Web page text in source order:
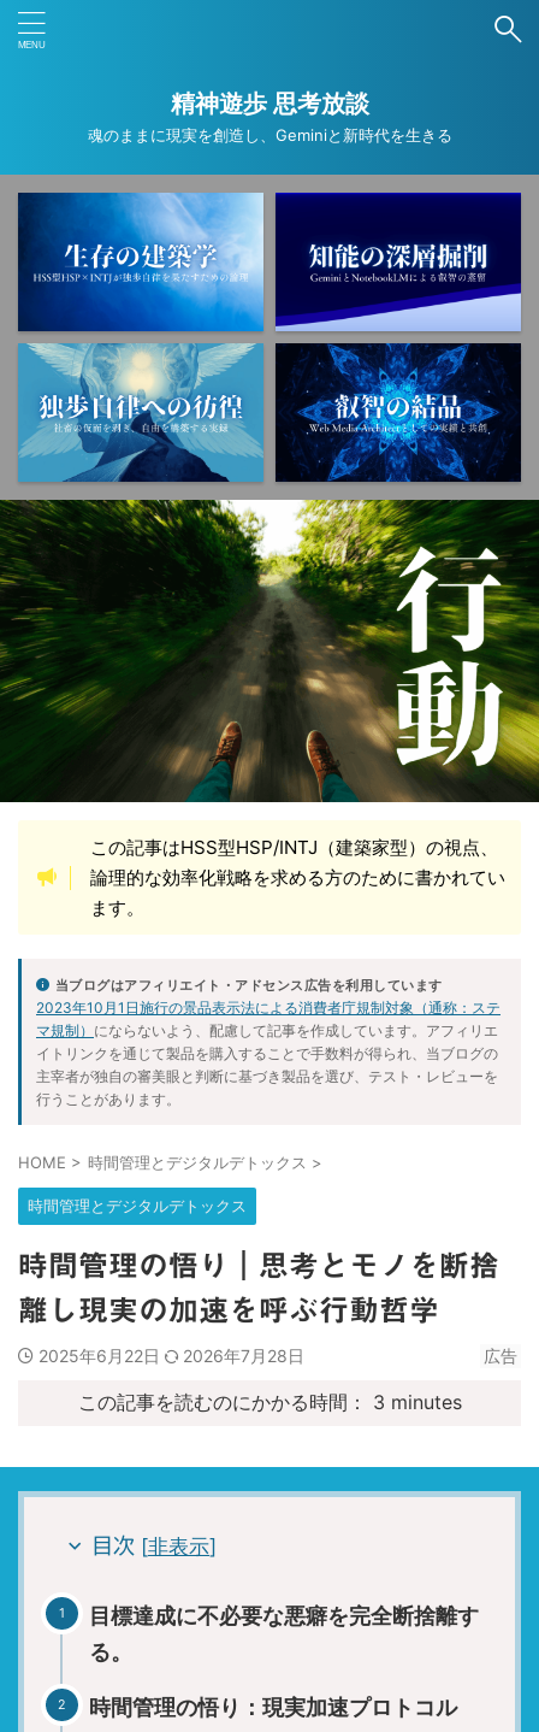
タグ
ANAカード ANAマイル
Gemini NotebookLM SNS Wordpress
アプリ オカルト コンプレックス
ストレスマネジメント トラウマ ニュース
フリーランス ブログ運営 ミニマリスト
健康的な習慣 動画解説 性格改善 悟り 愚痴
料理 断ち物 断捨離 旅行 歴史と社会
気づき 生成AI 社会情勢 神 自己分析
自己研鑽 超能力者 転職活動 運
願望達成 魂
アーカイブ
2026/6/1：当ブログが１周年を迎えました。皆さんありがと
HSS型HSP×INTJの単発バイト術｜タイミー・シェアフルで凌
2026.07.18
魔法入門の実践ガイド｜W.E.バトラーが説く魔法人格の構築と
【生存の余白】人生最悪の３ヶ月｜組織崩壊した会社で就職を
質の観戦体験
ANA Pocketの真実｜広告視聴と有料プランは投資に見合うか？
財務的分析
精神遊歩 思考放談
魂のままに現実を創造し、Geminiと新時代を生きる
この記事はHSS型HSP/INTJ（建築家型）の視点、
論理的な効率化戦略を求める方のために書かれてい
ます。
当ブログはアフィリエイト・アドセンス広告を利用しています
2023年10月1日施行の景品表示法による消費者庁規制対象（通称：ステ
マ規制） にならないよう、配慮して記事を作成しています。アフィリエ
イトリンクを通じて製品を購入することで手数料が得られ、当ブログの
主宰者が独自の審美眼と判断に基づき製品を選び、テスト・レビューを
行うことがあります。
HOME > 時間管理とデジタルデトックス >
時間管理とデジタルデトックス
時間管理の悟り｜思考とモノを断捨
離し現実の加速を呼ぶ行動哲学
2025年6月22日 2026年7月28日 広告
この記事を読むのにかかる時間： 3 minutes
目次 [非表示]
目標達成に不必要な悪癖を完全断捨離す
る。
時間管理の悟り：現実加速プロトコル